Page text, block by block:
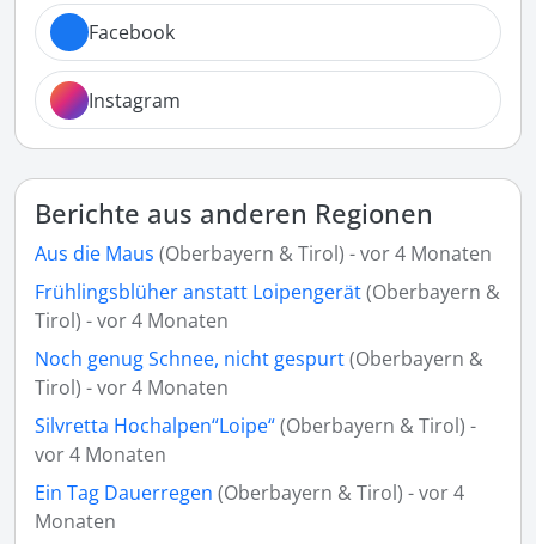
Facebook
Instagram
Berichte aus anderen Regionen
Aus die Maus (Oberbayern & Tirol) - vor 4 Monaten
Frühlingsblüher anstatt Loipengerät(Oberbayern &
Tirol) - vor 4 Monaten
Noch genug Schnee, nicht gespurt(Oberbayern &
Tirol) - vor 4 Monaten
Silvretta Hochalpen“Loipe“(Oberbayern & Tirol) -
vor 4 Monaten
Ein Tag Dauerregen (Oberbayern & Tirol) - vor 4
Monaten